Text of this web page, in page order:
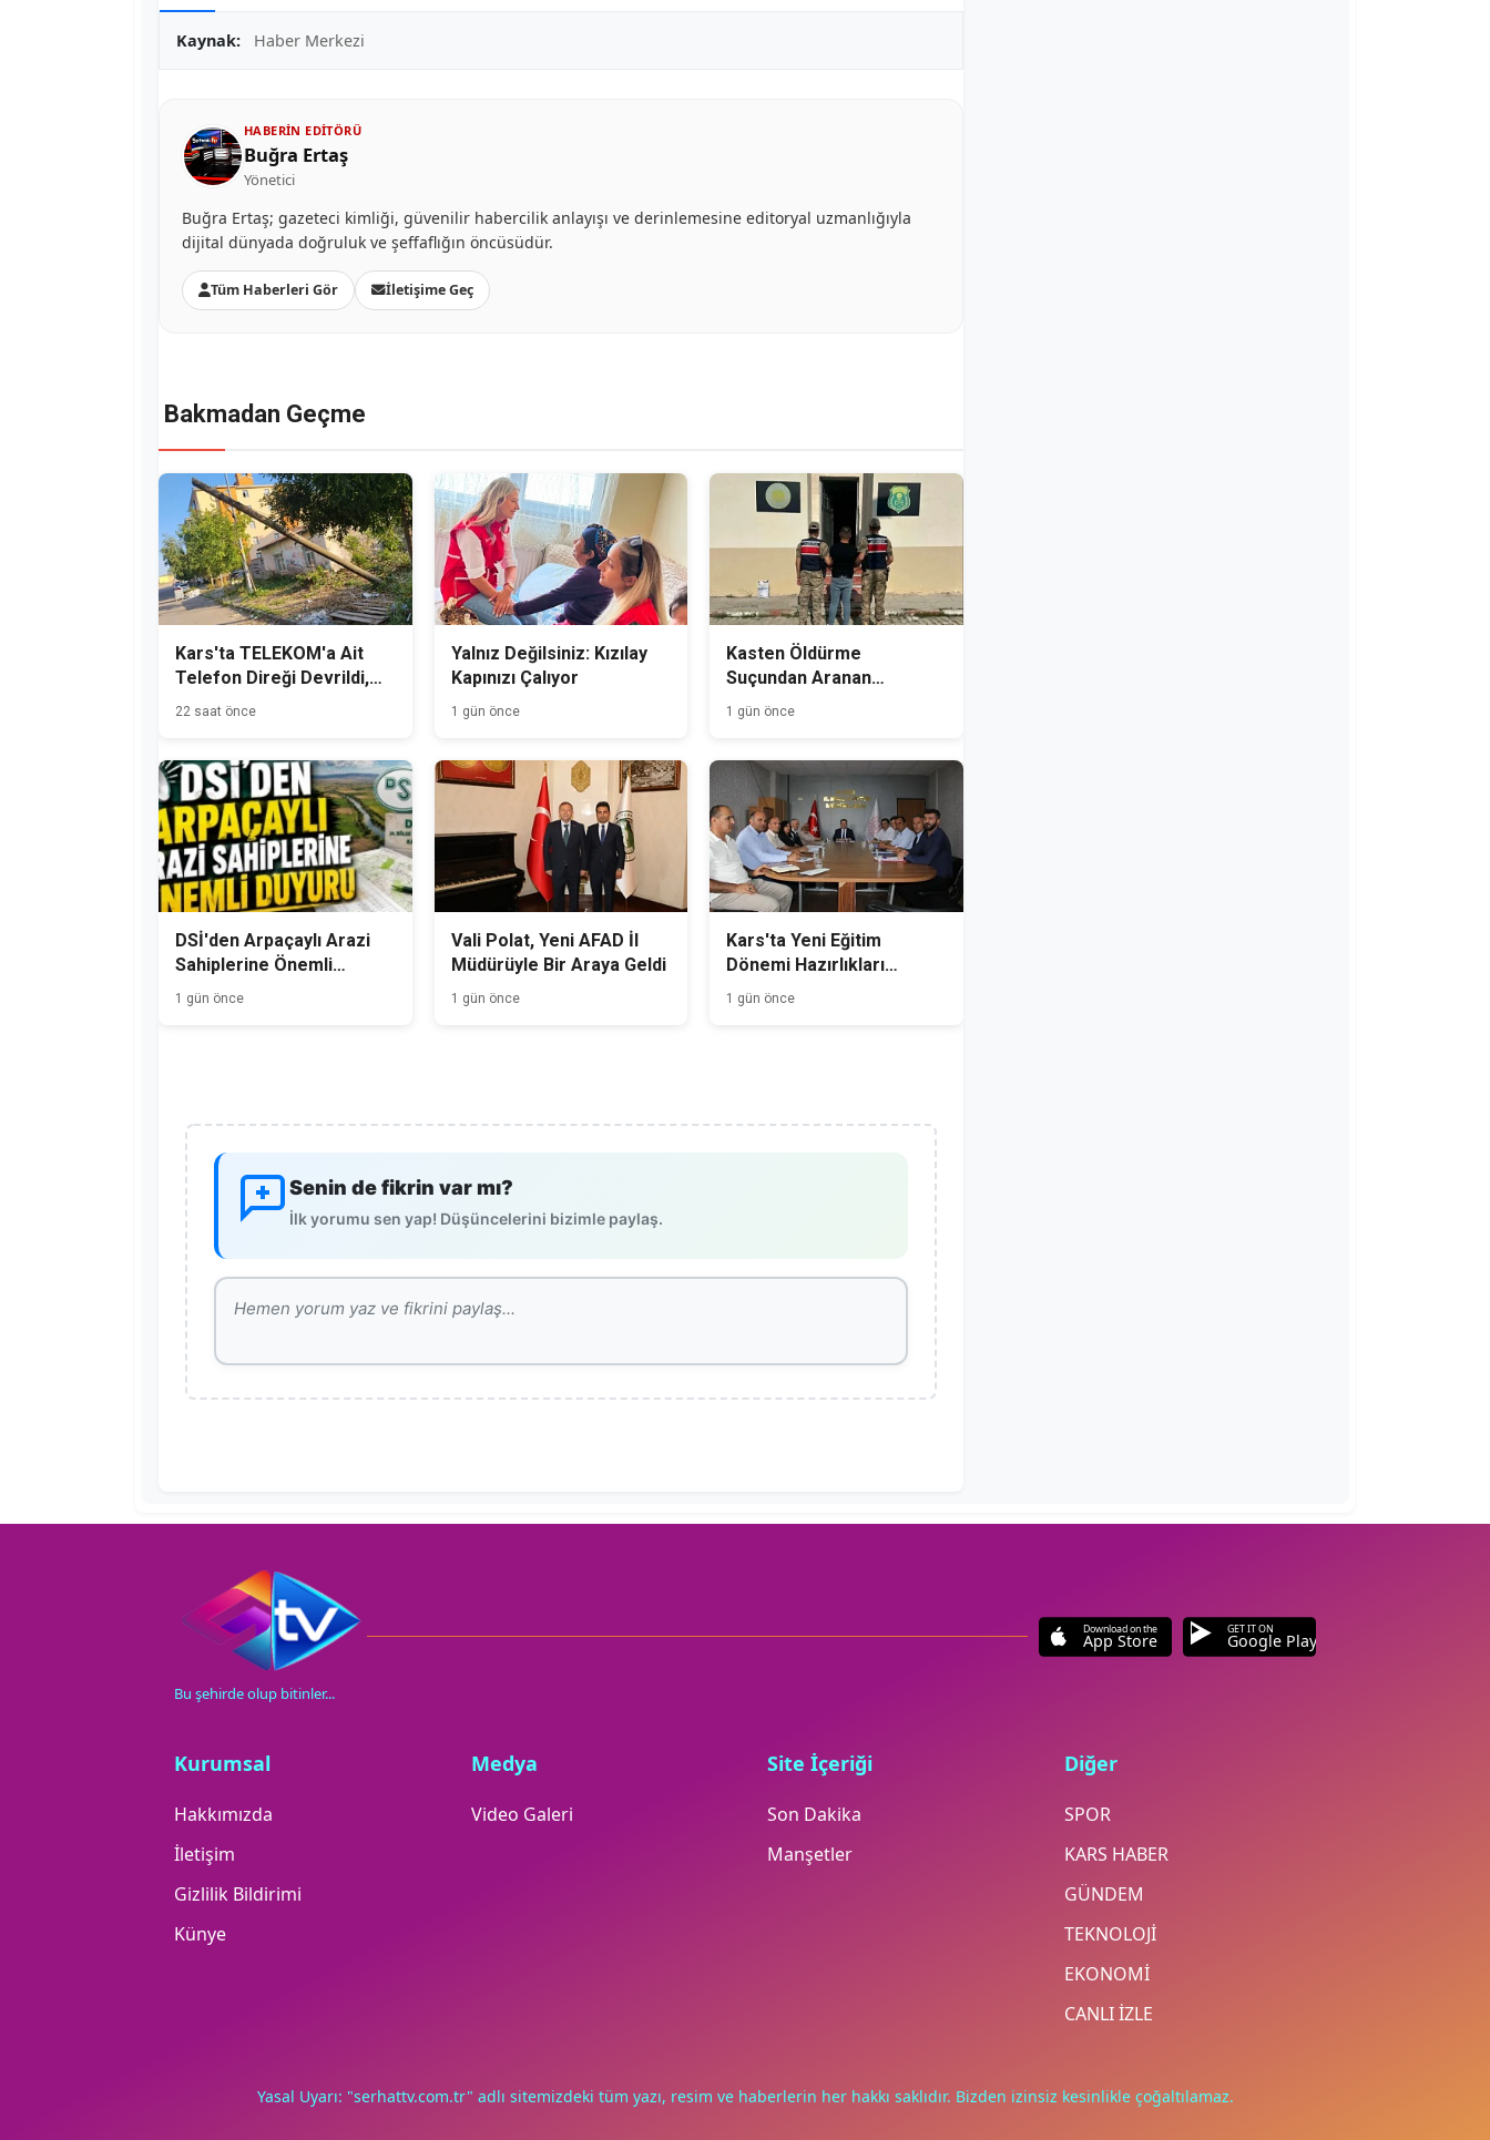
Kaynak: Haber Merkezi
HABERIN EDITÖRÜ
Buğra Ertaş
Yönetici
Buğra Ertaş; gazeteci kimliği, güvenilir habercilik anlayışı ve derinlemesine editoryal uzmanlığıyla
dijital dünyada doğruluk ve şeffaflığın öncüsüdür.
Tüm Haberleri Gör İletişime Geç
Bakmadan Geçme
Kars'ta TELEKOM'a Ait
Telefon Direği Devrildi,
Mahalle Sakinleri Önlem
22 saat önce
Yalnız Değilsiniz: Kızılay
Kapınızı Çalıyor
1 gün önce
Kasten Öldürme
Suçundan Aranan
Hükümlü Kağızman'da
Yakalandı
1 gün önce
DSİ'den Arpaçaylı Arazi
Sahiplerine Önemli
Duyuru
1 gün önce
Vali Polat, Yeni AFAD İl
Müdürüyle Bir Araya Geldi
1 gün önce
Kars'ta Yeni Eğitim
Dönemi Hazırlıkları
Başladı
1 gün önce
Senin de fikrin var mı?
İlk yorumu sen yap! Düşüncelerini bizimle paylaş.
Bu şehirde olup bitinler...
Download on the
App Store
GET IT ON
Google Play
Kurumsal
Hakkımızda
İletişim
Gizlilik Bildirimi
Künye
Medya
Video Galeri
Site İçeriği
Son Dakika
Manşetler
Diğer
SPOR
KARS HABER
GÜNDEM
TEKNOLOJİ
EKONOMİ
CANLI İZLE
Yasal Uyarı: "serhattv.com.tr" adlı sitemizdeki tüm yazı, resim ve haberlerin her hakkı saklıdır. Bizden izinsiz kesinlikle çoğaltılamaz.